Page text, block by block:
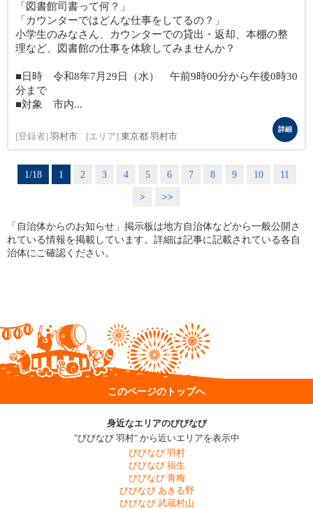
「図書館司書って何？」
「カウンターではどんな仕事をしてるの？」
小学生のみなさん、カウンターでの貸出・返却、本棚の整
理など、図書館の仕事を体験してみませんか？
■日時 令和8年7月29日（水） 午前9時00分から午後0時30
分まで
■対象 市内...
[登録者] 羽村市 [エリア] 東京都 羽村市
詳細
1/18 1 2 3 4 5 6 7 8 9 10
11
>
>>
「自治体からのお知らせ」掲示板は地方自治体などから一般公開さ
れている情報を掲載しています。詳細は記事に記載されている各自
治体にご確認ください。
このページのトップへ
身近なエリアのびびなび
"びびなび 羽村" から近いエリアを表示中
びびなび 羽村
びびなび 福生
びびなび 青梅
びびなび あきる野
びびなび 武蔵村山